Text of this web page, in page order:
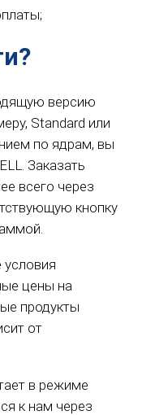
версию
Standard или
по ядрам, вы
Заказать
всего через
кнопку
цены на
продукты
от
в режиме
к нам через